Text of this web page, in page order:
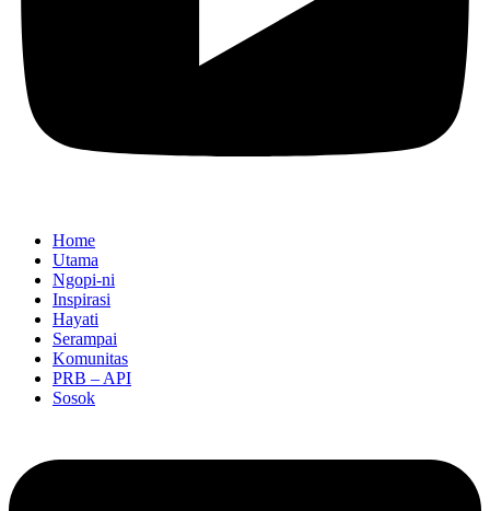
Home
Utama
Ngopi-ni
Inspirasi
Hayati
Serampai
Komunitas
PRB – API
Sosok